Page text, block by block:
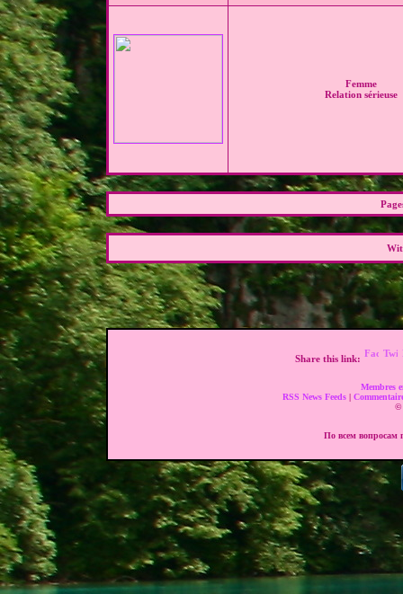
Femme
Relation sérieuse
Share this link:
Membres
RSS News Feeds |
©
По всем вопросам